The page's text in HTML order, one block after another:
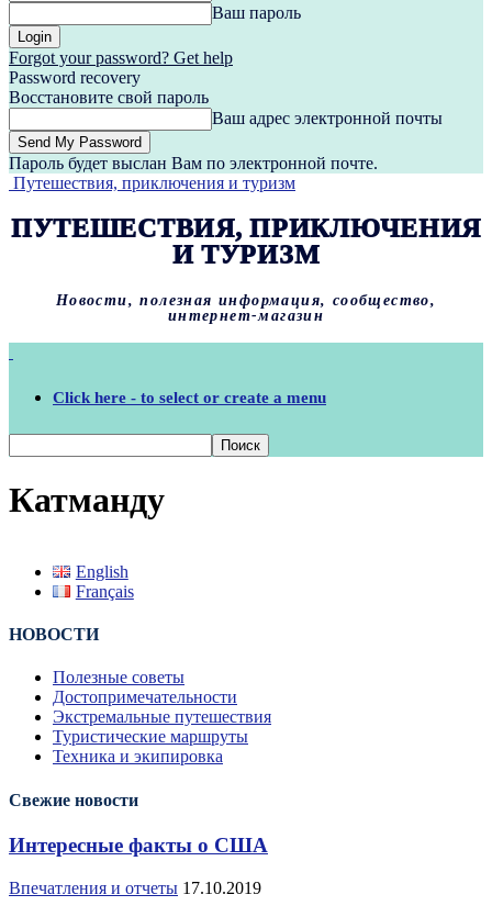
Ваш пароль
Forgot your password? Get help
Password recovery
Восстановите свой пароль
Ваш адрес электронной почты
Пароль будет выслан Вам по электронной почте.
Путешествия, приключения и туризм
ПУТЕШЕСТВИЯ, ПРИКЛЮЧЕНИЯ
И ТУРИЗМ
Новости, полезная информация, сообщество,
интернет-магазин
Click here - to select or create a menu
Катманду
English
Français
НОВОСТИ
Полезные советы
Достопримечательности
Экстремальные путешествия
Туристические маршруты
Техника и экипировка
Свежие новости
Интересные факты о США
Впечатления и отчеты 17.10.2019